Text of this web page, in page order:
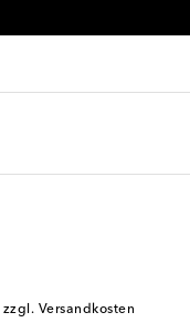
Versandkosten
normal aus
Wunschliste
Wunschliste